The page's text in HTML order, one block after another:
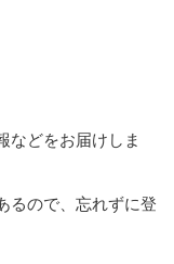
などをお届けしま
るので、忘れずに登